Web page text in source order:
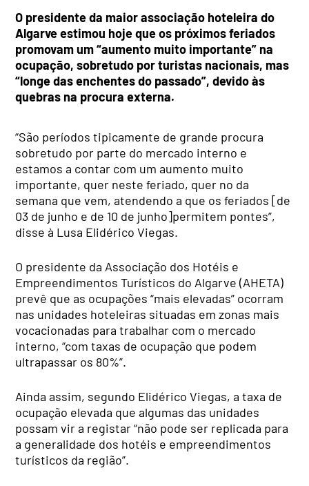
O presidente da maior associação hoteleira do
Algarve estimou hoje que os próximos feriados
promovam um “aumento muito importante” na
ocupação, sobretudo por turistas nacionais, mas
“longe das enchentes do passado”, devido às
quebras na procura externa.
“São períodos tipicamente de grande procura
sobretudo por parte do mercado interno e
estamos a contar com um aumento muito
importante, quer neste feriado, quer no da
semana que vem, atendendo a que os feriados [de
03 de junho e de 10 de junho]permitem pontes”,
disse à Lusa Elidérico Viegas.
O presidente da Associação dos Hotéis e
Empreendimentos Turísticos do Algarve (AHETA)
prevê que as ocupações “mais elevadas” ocorram
nas unidades hoteleiras situadas em zonas mais
vocacionadas para trabalhar com o mercado
interno, “com taxas de ocupação que podem
ultrapassar os 80%”.
Ainda assim, segundo Elidérico Viegas, a taxa de
ocupação elevada que algumas das unidades
possam vir a registar “não pode ser replicada para
a generalidade dos hotéis e empreendimentos
turísticos da região”.